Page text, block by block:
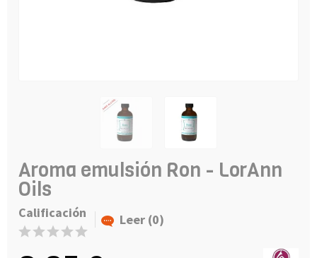
Aroma emulsión Ron - LorAnn
Oils
Calificación Leer (0)